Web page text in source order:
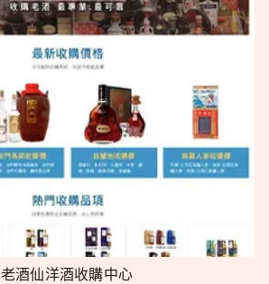
老酒仙洋酒收購中心